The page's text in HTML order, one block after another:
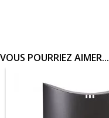
VOUS POURRIEZ AIMER...